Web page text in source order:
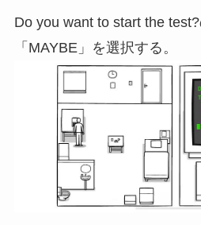
Do you want to start the
「MAYBE」を選択する。